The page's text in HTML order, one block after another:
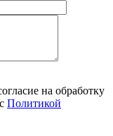
на обработку
Политикой